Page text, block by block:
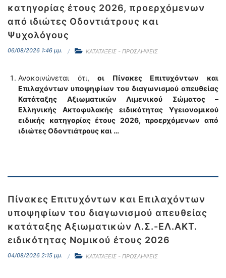
κατηγορίας έτους 2026, προερχόμενων
από ιδιώτες Οδοντιάτρους και
Ψυχολόγους
06/08/2026 1:46 μμ. ΚΑΤΑΤΑΞΕΙΣ - ΠΡΟΣΛΗΨΕΙΣ
Ανακοινώνεται ότι,οι Πίνακες Επιτυχόντων και
Επιλαχόντων υποψηφίων του διαγωνισμού απευθείας
Κατάταξης Αξιωματικών Λιμενικού Σώματος –
Ελληνικής Ακτοφυλακής ειδικότητας Υγειονομικού
ειδικής κατηγορίας έτους 2026, προερχόμενων από
ιδιώτες Οδοντιάτρους και …
Πίνακες Επιτυχόντων και Επιλαχόντων
υποψηφίων του διαγωνισμού απευθείας
κατάταξης Αξιωματικών Λ.Σ.-ΕΛ.ΑΚΤ.
ειδικότητας Νομικού έτους 2026
04/08/2026 2:15 μμ. ΚΑΤΑΤΑΞΕΙΣ - ΠΡΟΣΛΗΨΕΙΣ